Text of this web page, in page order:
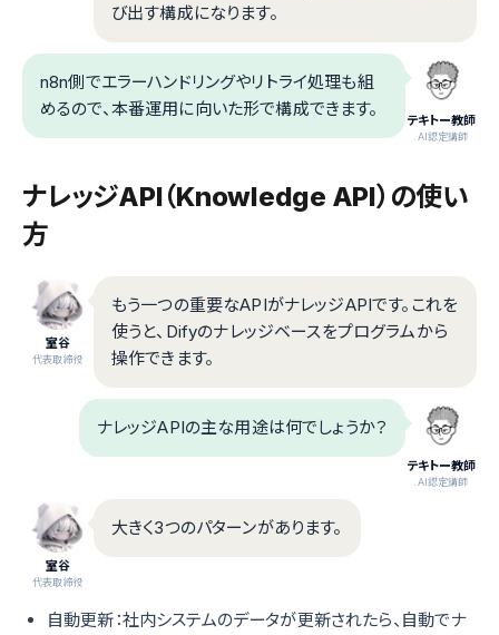
び出す構成になります。
テキトー教師
.AI認定講師
n8n側でエラーハンドリングやリトライ処理も組
めるので、本番運用に向いた形で構成できます。
ナレッジAPI（Knowledge API）の使い
方
室谷
代表取締役
もう一つの重要なAPIがナレッジAPIです。これを
使うと、Difyのナレッジベースをプログラムから
操作できます。
テキトー教師
.AI認定講師
ナレッジAPIの主な用途は何でしょうか？
室谷
代表取締役
大きく3つのパターンがあります。
自動更新：社内システムのデータが更新されたら、自動でナ